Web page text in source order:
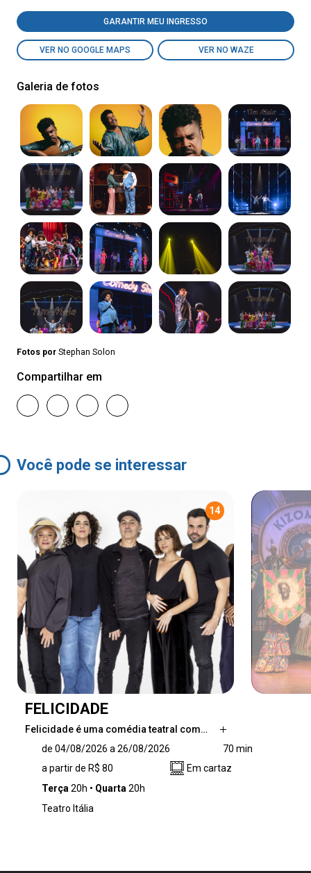
GARANTIR MEU INGRESSO
VER NO GOOGLE MAPS VER NO WAZE
Galeria de fotos
Fotos por Stephan Solon
Compartilhar em
Você pode se interessar
14
FELICIDADE
Felicidade é uma comédia teatral com…
quadrinhos e ambiente de show musical que
conta a história de uma escritora que acorda
feliz sem ter o menor motivo. Como a tal
adaptar a sua nova personalidade, mas será
de 04/08/2026 a 26/08/2026
70 min
a partir de R$ 80
Em cartaz
Terça 20h Quarta 20h
Teatro Itália